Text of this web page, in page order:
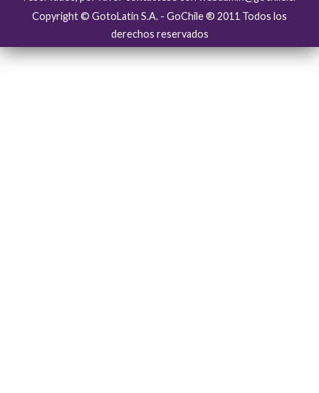
Copyright © GotoLatin S.A. - GoChile ® 2011 Todos los
derechos reservados